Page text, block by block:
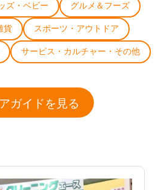
ズ・ベビー グルメ＆フーズ
貨 スポーツ・アウトドア
サービス・カルチャー・その他
ガイドを見る